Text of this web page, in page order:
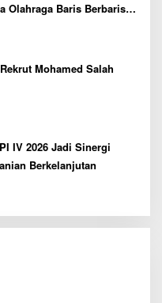
Olahraga Baris Berbaris
Mohamed Salah
IV 2026 Jadi Sinergi
Berkelanjutan